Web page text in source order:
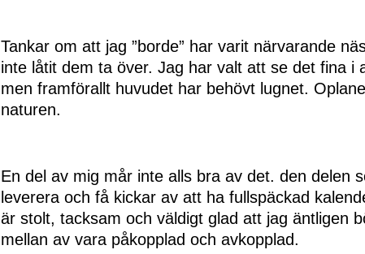
Tankar om att jag ”borde” har varit närvarande
inte låtit dem ta över. Jag har valt att se det fina i
men framförallt huvudet har behövt lugnet.
naturen.
En del av mig mår inte alls bra av det. den delen
leverera och få kickar av att ha fullspäckad
är stolt, tacksam och väldigt glad att jag äntligen
mellan av vara påkopplad och avkopplad.